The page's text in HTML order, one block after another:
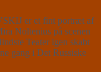
er et fint portræt af
Noltenius på scenen
Teater igen skabt
gang i Det Russiske